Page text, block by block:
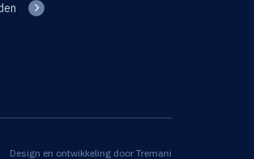
Design en ontwikkeling door Tremani